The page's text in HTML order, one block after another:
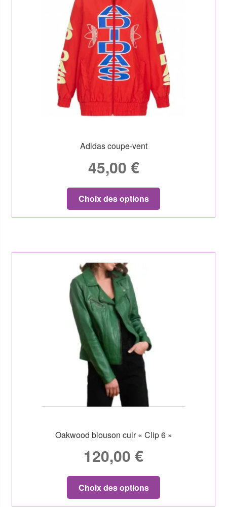
Adidas coupe-vent
45,00 €
Choix des options
Oakwood blouson cuir « Clip 6 »
120,00 €
Choix des options